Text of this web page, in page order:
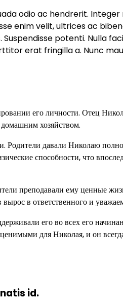
odio ac hendrerit.
enim velit, ultrices ac
potenti. Nulla
erat fringilla a. Nunc
его личности. Отец
хозяйством.
давали Николаю
способности, что
преподавали ему ценные
в ответственного и
его во всех его
для Николая, и он
id.